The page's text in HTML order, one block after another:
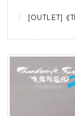
[OUTLET]《